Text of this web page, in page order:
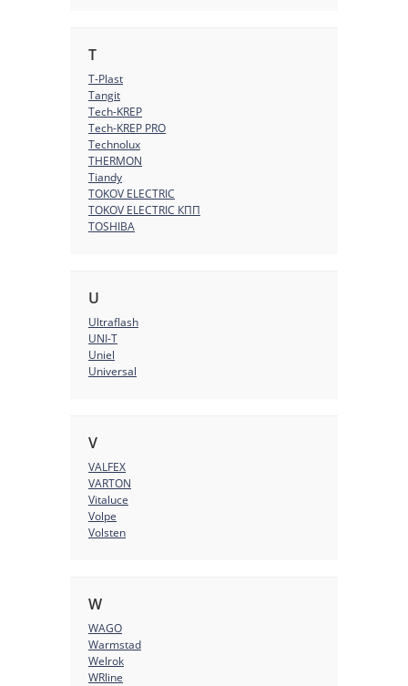
T
T-Plast
Tangit
Tech-KREP
Tech-KREP PRO
Technolux
THERMON
Tiandy
TOKOV ELECTRIC
TOKOV ELECTRIC КПП
TOSHIBA
U
Ultraflash
UNI-T
Uniel
Universal
V
VALFEX
VARTON
Vitaluce
Volpe
Volsten
W
WAGO
Warmstad
Welrok
WRline